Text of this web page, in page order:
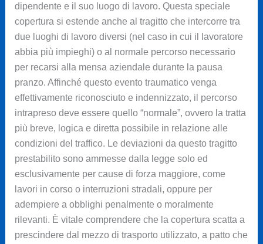
dipendente e il suo luogo di lavoro. Questa speciale
copertura si estende anche al tragitto che intercorre tra
due luoghi di lavoro diversi (nel caso in cui il lavoratore
abbia più impieghi) o al normale percorso necessario
per recarsi alla mensa aziendale durante la pausa
pranzo. Affinché questo evento traumatico venga
effettivamente riconosciuto e indennizzato, il percorso
intrapreso deve essere quello “normale”, ovvero la tratta
più breve, logica e diretta possibile in relazione alle
condizioni del traffico. Le deviazioni da questo tragitto
prestabilito sono ammesse dalla legge solo ed
esclusivamente per cause di forza maggiore, come
lavori in corso o interruzioni stradali, oppure per
adempiere a obblighi penalmente o moralmente
rilevanti. È vitale comprendere che la copertura scatta a
prescindere dal mezzo di trasporto utilizzato, a patto che